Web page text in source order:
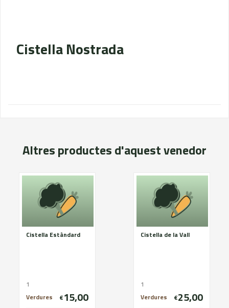
Cistella Nostrada
Altres productes d'aquest venedor
Cistella Estàndard
1
Verdures
€15,00
Cistella de la Vall
1
Verdures
€25,00